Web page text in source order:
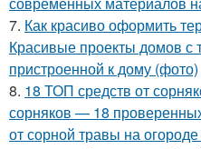
7. Как красиво оформить
Красивые проекты домов с
пристроенной к дому (фото)
8. 18 ТОП средств от
сорняков — 18
от сорной травы на